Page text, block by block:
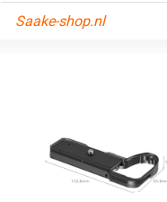
Saake-shop.nl